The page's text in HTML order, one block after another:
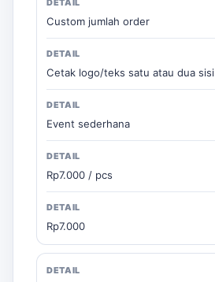
Custom jumlah order
Cetak logo/teks satu atau dua sisi
Event sederhana
Rp7.000 / pcs
Rp7.000